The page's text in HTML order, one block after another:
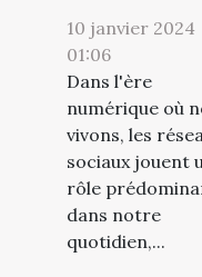
10 janvier 2024
01:06
Dans l'ère
numérique où
vivons, les
sociaux jouent
rôle
dans notre
quotidien,...